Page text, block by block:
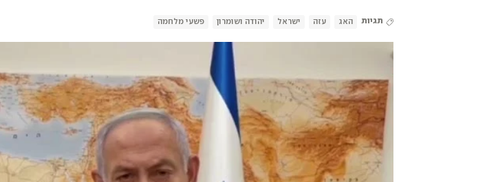
תגיות האג עזה ישראל יהודה ושומרון פשעי מלחמה